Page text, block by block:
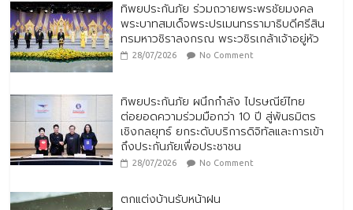
ทิพยประกันภัย ร่วมถวายพระพรชัยมงคล
พระบาทสมเด็จพระปรเมนทรรามาธิบดีศรีสิน
ทรมหาวชิราลงกรณ พระวชิรเกล้าเจ้าอยู่หัว
28/07/2026 No Comment
ทิพยประกันภัย ผนึกกำลัง ไปรษณีย์ไทย
ต่อยอดความร่วมมือกว่า 10 ปี สู่พันธมิตร
เชิงกลยุทธ์ ยกระดับบริการดิจิทัลและการเข้า
ถึงประกันภัยเพื่อประชาชน
28/07/2026 No Comment
ตกแต่งบ้านรับหน้าฝน